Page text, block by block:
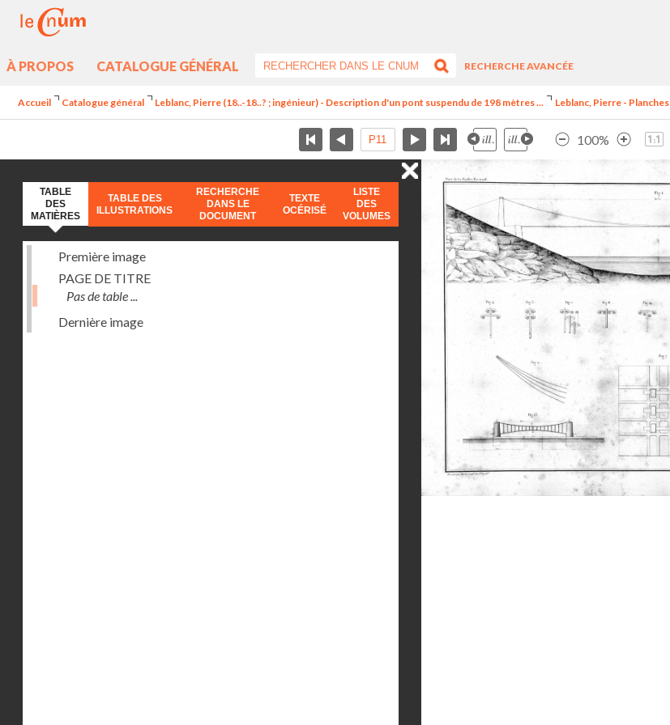
À PROPOS CATALOGUE GÉNÉRAL
RECHERCHE AVANCÉE
Accueil Catalogue général Leblanc, Pierre (18..-18..? ; ingénieur) - Description d'un pont suspendu de 198 mètres ... Leblanc, Pierre - Planches
100%
TABLE
DES
MATIÈRES
TABLE DES
ILLUSTRATIONS
RECHERCHE
DANS LE
DOCUMENT
TEXTE
OCÉRISÉ
LISTE
DES
VOLUMES
Première image
PAGE DE TITRE
Pas de table ...
Dernière image